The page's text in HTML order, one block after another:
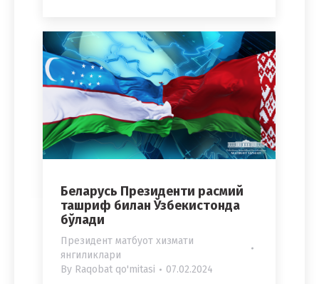
Беларусь Президенти расмий
ташриф билан Ўзбекистонда
бўлади
Президент матбуот хизмати
янгиликлари
By Raqobat qo'mitasi 07.02.2024